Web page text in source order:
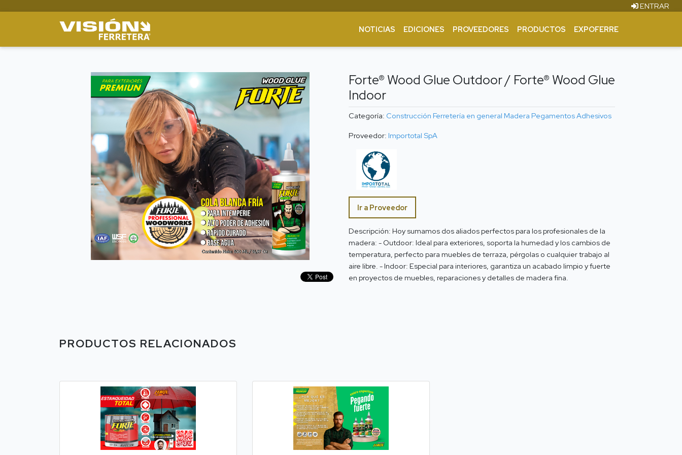
ENTRAR
NOTICIAS EDICIONES PROVEEDORES PRODUCTOS EXPOFERRE
Forte® Wood Glue Outdoor / Forte® Wood Glue
Indoor
Categoría: Construcción Ferretería en general Madera PegamentosAdhesivos
Proveedor: Importotal SpA
Ir a Proveedor
Descripción: Hoy sumamos dos aliados perfectos para los profesionales de la
madera: - Outdoor: Ideal para exteriores, soporta la humedad y los cambios de
temperatura, perfecto para muebles de terraza, pérgolas o cualquier trabajo al
aire libre. - Indoor: Especial para interiores, garantiza un acabado limpio y fuerte
en proyectos de muebles, reparaciones y detalles de madera fina.
PRODUCTOS RELACIONADOS